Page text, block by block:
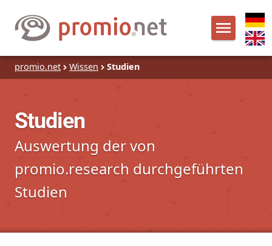
promio.net Wissen Studien
Studien
Auswertung der von
promio.research durchgeführten
Studien